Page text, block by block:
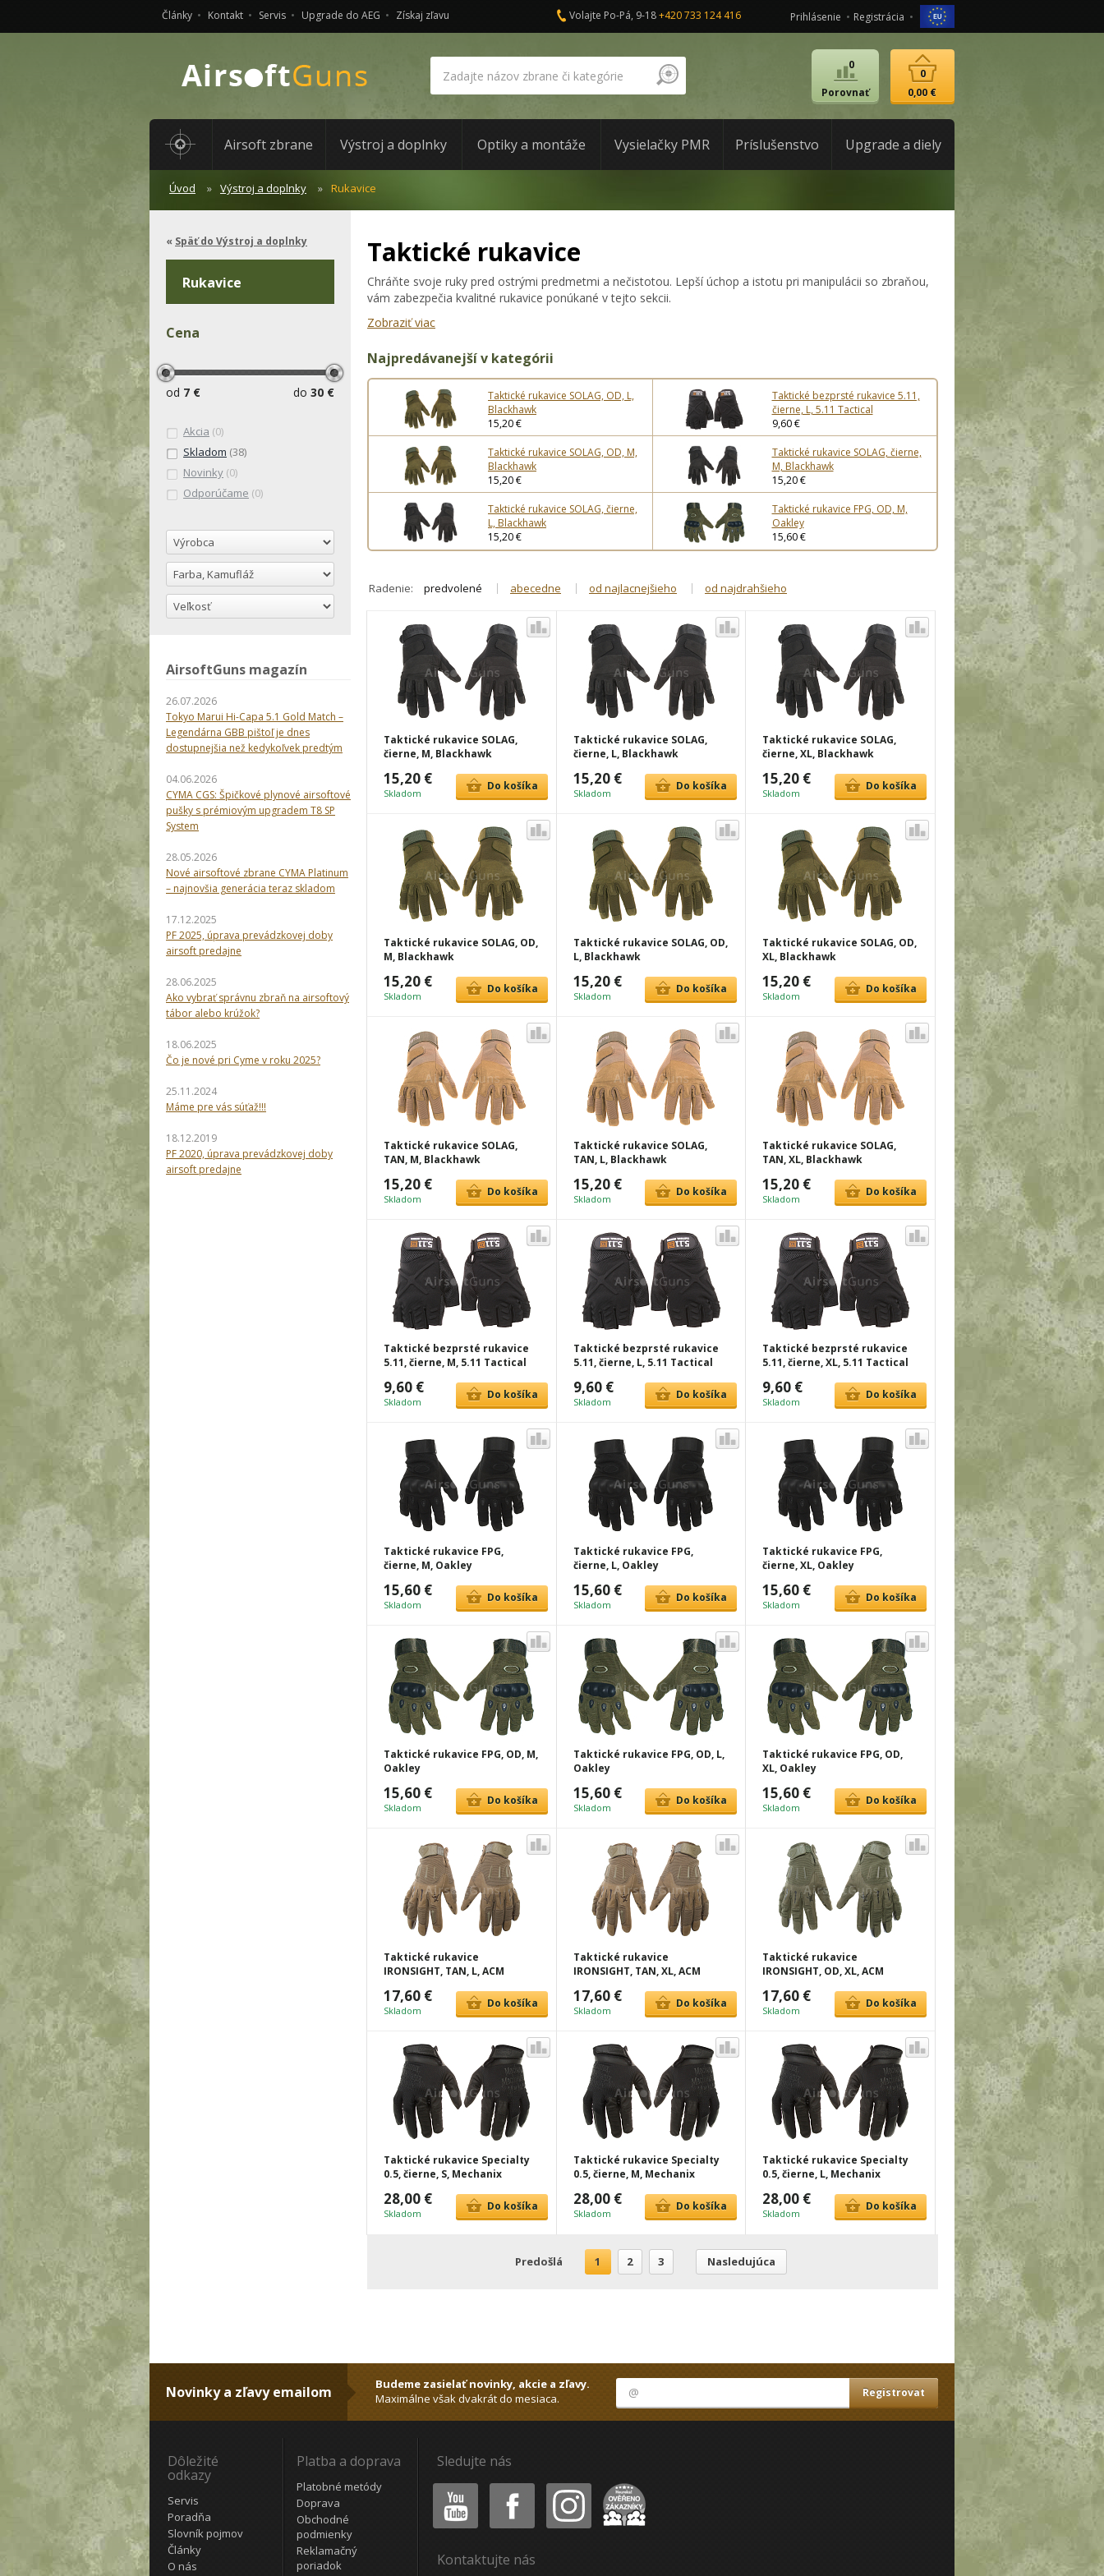
Články Kontakt Servis Upgrade do AEG Získaj zľavu Volajte Po-Pá, 9-18+420 733 124 416 Prihlásenie Registrácia
Porovnať
0
0,00 €
0
Airsoft zbrane Výstroj a doplnky Optiky a montáže Vysielačky PMR Príslušenstvo Upgrade a diely
Úvod Výstroj a doplnky Rukavice
Taktické rukavice
Chráňte svoje ruky pred ostrými predmetmi a nečistotou. Lepší úchop a istotu pri manipulácii so zbraňou,
vám zabezpečia kvalitné rukavice ponúkané v tejto sekcii.
Zobraziť viac
Najpredávanejší v kategórii
Taktické rukavice SOLAG, OD, L,
Blackhawk
15,20 €
Taktické bezprsté rukavice 5.11,
čierne, L, 5.11 Tactical
9,60 €
Taktické rukavice SOLAG, OD, M,
Blackhawk
15,20 €
Taktické rukavice SOLAG, čierne,
M, Blackhawk
15,20 €
Taktické rukavice SOLAG, čierne,
L, Blackhawk
15,20 €
Taktické rukavice FPG, OD, M,
Oakley
15,60 €
Radenie: predvolené abecedne od najlacnejšieho od najdrahšieho
Taktické rukavice SOLAG,
čierne, M, Blackhawk
15,20 €
Skladom
Do košíka
Taktické rukavice SOLAG,
čierne, L, Blackhawk
15,20 €
Skladom
Do košíka
Taktické rukavice SOLAG,
čierne, XL, Blackhawk
15,20 €
Skladom
Do košíka
Taktické rukavice SOLAG, OD,
M, Blackhawk
15,20 €
Skladom
Do košíka
Taktické rukavice SOLAG, OD,
L, Blackhawk
15,20 €
Skladom
Do košíka
Taktické rukavice SOLAG, OD,
XL, Blackhawk
15,20 €
Skladom
Do košíka
Taktické rukavice SOLAG,
TAN, M, Blackhawk
15,20 €
Skladom
Do košíka
Taktické rukavice SOLAG,
TAN, L, Blackhawk
15,20 €
Skladom
Do košíka
Taktické rukavice SOLAG,
TAN, XL, Blackhawk
15,20 €
Skladom
Do košíka
Taktické bezprsté rukavice
5.11, čierne, M, 5.11 Tactical
9,60 €
Skladom
Do košíka
Taktické bezprsté rukavice
5.11, čierne, L, 5.11 Tactical
9,60 €
Skladom
Do košíka
Taktické bezprsté rukavice
5.11, čierne, XL, 5.11 Tactical
9,60 €
Skladom
Do košíka
Taktické rukavice FPG,
čierne, M, Oakley
15,60 €
Skladom
Do košíka
Taktické rukavice FPG,
čierne, L, Oakley
15,60 €
Skladom
Do košíka
Taktické rukavice FPG,
čierne, XL, Oakley
15,60 €
Skladom
Do košíka
Taktické rukavice FPG, OD, M,
Oakley
15,60 €
Skladom
Do košíka
Taktické rukavice FPG, OD, L,
Oakley
15,60 €
Skladom
Do košíka
Taktické rukavice FPG, OD,
XL, Oakley
15,60 €
Skladom
Do košíka
Taktické rukavice
IRONSIGHT, TAN, L, ACM
17,60 €
Skladom
Do košíka
Taktické rukavice
IRONSIGHT, TAN, XL, ACM
17,60 €
Skladom
Do košíka
Taktické rukavice
IRONSIGHT, OD, XL, ACM
17,60 €
Skladom
Do košíka
Taktické rukavice Specialty
0.5, čierne, S, Mechanix
28,00 €
Skladom
Do košíka
Taktické rukavice Specialty
0.5, čierne, M, Mechanix
28,00 €
Skladom
Do košíka
Taktické rukavice Specialty
0.5, čierne, L, Mechanix
28,00 €
Skladom
Do košíka
Predošlá 1 2 3 Nasledujúca
Späť do Výstroj a doplnky
Rukavice
Cena
od 7 € do 30 €
Akcia (0)
Skladom (38)
Novinky (0)
Odporúčame (0)
AirsoftGuns magazín
26.07.2026
Tokyo Marui Hi-Capa 5.1 Gold Match –
Legendárna GBB pištoľ je dnes
dostupnejšia než kedykoľvek predtým
04.06.2026
CYMA CGS: Špičkové plynové airsoftové
pušky s prémiovým upgradem T8 SP
System
28.05.2026
Nové airsoftové zbrane CYMA Platinum
– najnovšia generácia teraz skladom
17.12.2025
PF 2025, úprava prevádzkovej doby
airsoft predajne
28.06.2025
Ako vybrať správnu zbraň na airsoftový
tábor alebo krúžok?
18.06.2025
Čo je nové pri Cyme v roku 2025?
25.11.2024
Máme pre vás súťaž!!!
18.12.2019
PF 2020, úprava prevádzkovej doby
airsoft predajne
Novinky a zľavy emailom
Budeme zasielať novinky, akcie a zľavy.
Maximálne však dvakrát do mesiaca.
Dôležité
odkazy
Servis
Poradňa
Slovník pojmov
Články
O nás
Platba a doprava
Platobné metódy
Doprava
Obchodné
podmienky
Reklamačný
poriadok
Sledujte nás
Youtube Facebook Instagram Heureka
Kontaktujte nás